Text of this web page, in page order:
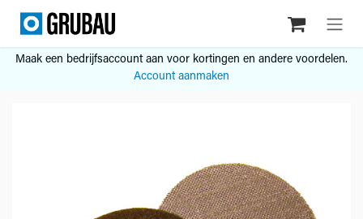
Overslaan naar inhoud
Maak een bedrijfsaccount aan voor kortingen en andere voordelen.
Account aanmaken